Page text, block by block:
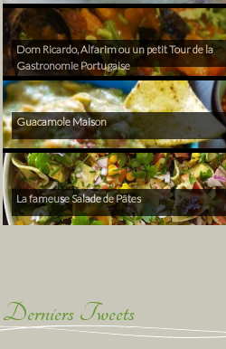
Dom Ricardo, Alfarim ou un petit Tour de la
Gastronomie Portugaise
Guacamole Maison
La fameuse Salade de Pâtes
Derniers Tweets